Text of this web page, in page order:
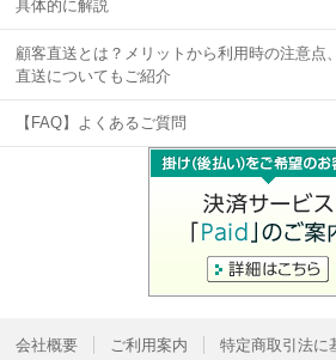
具体的に解説
顧客直送とは？メリットから利用時の注意点
直送についてもご紹介
【FAQ】よくあるご質問
会社概要 ご利用案内 特定商取引法に